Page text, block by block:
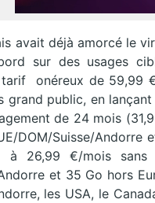
avait déjà amorcé le
sur des usages
onéreux de 59,99
grand public, en
de 24 mois
DOM/Suisse/
26,99 €/mois sans
et 35 Go hors
les USA, le